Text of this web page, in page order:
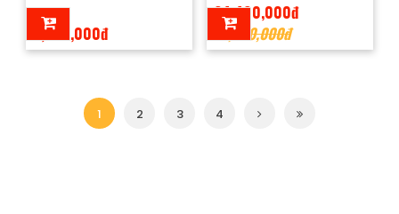
6,800,000đ
24,400,000đ
21,000,000đ
1 2 3 4